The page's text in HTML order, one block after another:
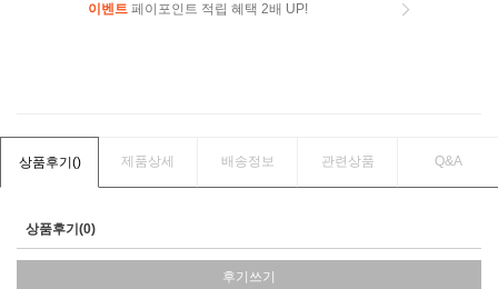
이벤트 페이포인트 적립 혜택 2배 UP!
상품후기() 제품상세 배송정보 관련상품 Q&A
상품후기(0)
후기쓰기